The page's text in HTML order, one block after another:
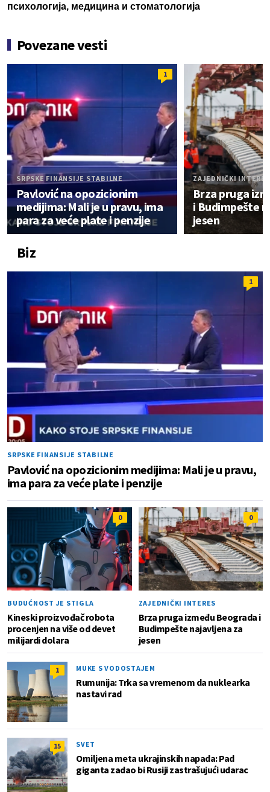
психологија, медицина и стоматологија
Povezane vesti
1
SRPSKE FINANSIJE STABILNE
Pavlović na opozicionim
medijima: Mali je u pravu, ima
para za veće plate i penzije
ZAJEDNIČKI INTERES
Brza pruga
i Budimpešte
jesen
Biz
1
SRPSKE FINANSIJE STABILNE
Pavlović na opozicionim medijima: Mali je u pravu,
ima para za veće plate i penzije
0
BUDUĆNOST JE STIGLA
Kineski proizvođač robota
procenjen na više od devet
milijardi dolara
0
ZAJEDNIČKI INTERES
Brza pruga između Beograda i
Budimpešte najavljena za
jesen
1 MUKE S VODOSTAJEM
Rumunija: Trka sa vremenom da nuklearka
nastavi rad
15 SVET
Omiljena meta ukrajinskih napada: Pad
giganta zadao bi Rusiji zastrašujući udarac